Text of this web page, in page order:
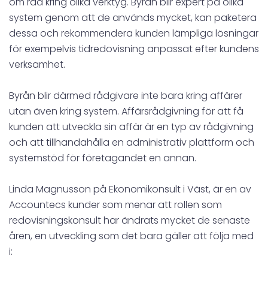
system genom att de används mycket, kan paketera
dessa och rekommendera kunden lämpliga lösningar
för exempelvis tidredovisning anpassat efter kundens
verksamhet.
Byrån blir därmed rådgivare inte bara kring affärer
utan även kring system. Affärsrådgivning för att få
kunden att utveckla sin affär är en typ av rådgivning
och att tillhandahålla en administrativ plattform och
systemstöd för företagandet en annan.
Linda Magnusson på Ekonomikonsult i Väst, är en av
Accountecs kunder som menar att rollen som
redovisningskonsult har ändrats mycket de senaste
åren, en utveckling som det bara gäller att följa med
i: